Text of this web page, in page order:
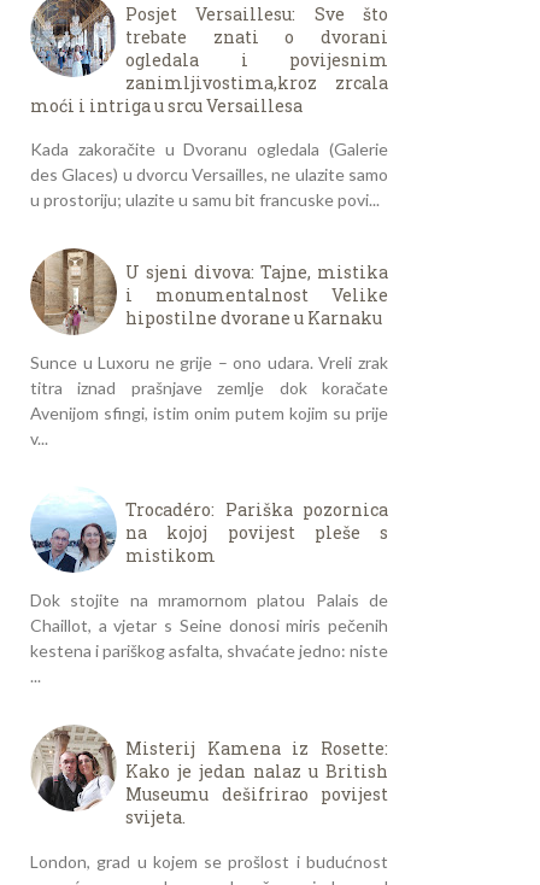
Posjet Versaillesu: Sve što
trebate znati o dvorani
ogledala i povijesnim
zanimljivostima,kroz zrcala
moći i intriga u srcu Versaillesa
Kada zakoračite u Dvoranu ogledala (Galerie
des Glaces) u dvorcu Versailles, ne ulazite samo
u prostoriju; ulazite u samu bit francuske povi...
U sjeni divova: Tajne, mistika
i monumentalnost Velike
hipostilne dvorane u Karnaku
Sunce u Luxoru ne grije – ono udara. Vreli zrak
titra iznad prašnjave zemlje dok koračate
Avenijom sfingi, istim onim putem kojim su prije
v...
Trocadéro: Pariška pozornica
na kojoj povijest pleše s
mistikom
Dok stojite na mramornom platou Palais de
Chaillot, a vjetar s Seine donosi miris pečenih
kestena i pariškog asfalta, shvaćate jedno: niste
...
Misterij Kamena iz Rosette:
Kako je jedan nalaz u British
Museumu dešifrirao povijest
svijeta.
London, grad u kojem se prošlost i budućnost